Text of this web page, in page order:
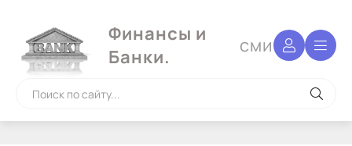
Финансы и
Банки.
сми